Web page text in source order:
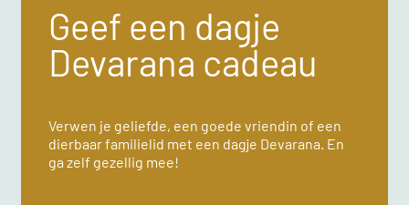
Geef een dagje
Devarana cadeau
Verwen je geliefde, een goede vriendin of een
dierbaar familielid met een dagje Devarana. En
ga zelf gezellig mee!